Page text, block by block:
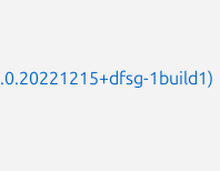
1build1)